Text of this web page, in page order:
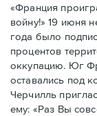
«Франция
войну!» 19 июня
года было
процентов
оккупацию. Юг
оставались под
Черчилль
ему: «Раз Вы